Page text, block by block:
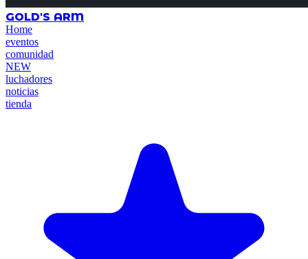
GOLD'S ARM
Home
eventos
comunidad
NEW
luchadores
noticias
tienda